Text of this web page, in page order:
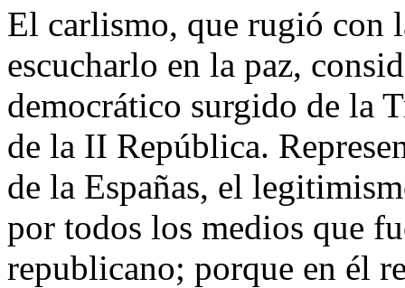
El carlismo, que rugió con
escucharlo en la paz,
democrático surgido de la
de la II República.
de la Españas, el
por todos los medios que
republicano; porque en él